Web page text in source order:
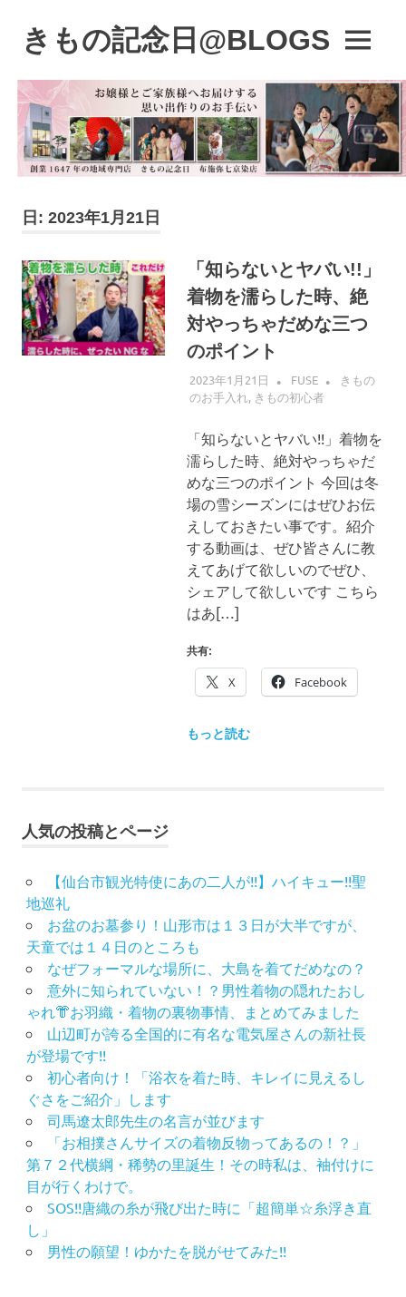
きもの記念日@BLOGS
物
初
心
者
で
も、
し
読
ん
で
参
考
に
MENU
日: 2023年1月21日
「知らないとヤバい!!」
着物を濡らした時、絶
対やっちゃだめな三つ
のポイント
2023年1月21日 FUSE
きもの
のお手入れ, きもの初心者
「知らないとヤバい!!」着物を
濡らした時、絶対やっちゃだ
めな三つのポイント 今回は冬
場の雪シーズンにはぜひお伝
えしておきたい事です。紹介
する動画は、ぜひ皆さんに教
えてあげて欲しいのでぜひ、
シェアして欲しいです こちら
はあ[…]
共有:
X Facebook
もっと読む
人気の投稿とページ
【仙台市観光特使にあの二人が!!】ハイキュー!!聖
地巡礼
お盆のお墓参り！山形市は１３日が大半ですが、
天童では１４日のところも
なぜフォーマルな場所に、大島を着てだめなの？
意外に知られていない！？男性着物の隠れたおし
ゃれ👘お羽織・着物の裏物事情、まとめてみました
山辺町が誇る全国的に有名な電気屋さんの新社長
が登場です!!
初心者向け！「浴衣を着た時、キレイに見えるし
ぐさをご紹介」します
司馬遼太郎先生の名言が並びます
「お相撲さんサイズの着物反物ってあるの！？」
第７２代横綱・稀勢の里誕生！その時私は、袖付けに
目が行くわけで。
SOS!!唐織の糸が飛び出た時に「超簡単☆糸浮き直
し」
男性の願望！ゆかたを脱がせてみた!!